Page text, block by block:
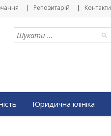
Репозитарій Контакти
Юридична клініка